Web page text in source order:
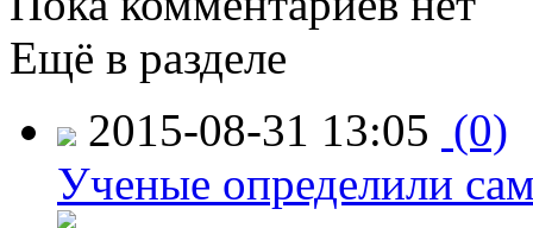
Ещё в разделе
2015-08-31 13:05 (0)
Ученые определили